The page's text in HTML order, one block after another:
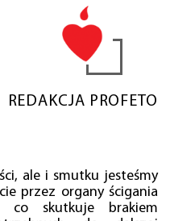
REDAKCJA PROFETO
ale i smutku jesteśmy
przez organy ścigania
co skutkuje brakiem